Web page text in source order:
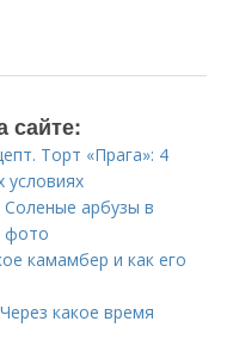
сайте:
Торт «Прага»: 4
условиях
арбузы в
фото
камамбер и как его
какое время